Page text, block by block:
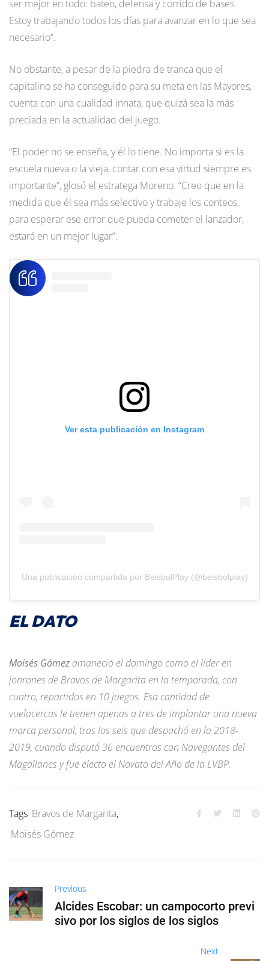
ser mejor en todo: bateo, defensa y corrido de bases.
Estoy trabajando todos los días para avanzar en lo que sea
necesario”.
No obstante, a pesar de la piedra de tranca que el
capitalino se ha conseguido para su meta en las Mayores,
cuenta con una cualidad innata, que quizá sea la más
preciada en la actualidad del juego.
“El poder no se enseña, y él lo tiene. No importa si es la
escuela nueva o la vieja, contar con esa virtud siempre es
importante”, glosó el estratega Moreno. “Creo que en la
medida que él sea más selectivo y trabaje los conteos,
para esperar ese error que pueda cometer el lanzador,
estará en un mejor lugar”.
Ver esta publicación en Instagram
Una publicación compartida por BeisbolPlay (@beisbolplay)
EL DATO
Moisés Gómez amaneció el domingo como el líder en
jonrones de Bravos de Margarita en la temporada, con
cuatro, repartidos en 10 juegos. Esa cantidad de
vuelacercas le tienen apenas a tres de implantar una nueva
marca personal, tras los seis que despachó en la 2018-
2019, cuando disputó 36 encuentros con Navegantes del
Magallanes y fue electo el Novato del Año de la LVBP.
Tags Bravos de Margarita,
Moisés Gómez
Previous
Alcides Escobar: un campocorto previ
sivo por los siglos de los siglos
Next